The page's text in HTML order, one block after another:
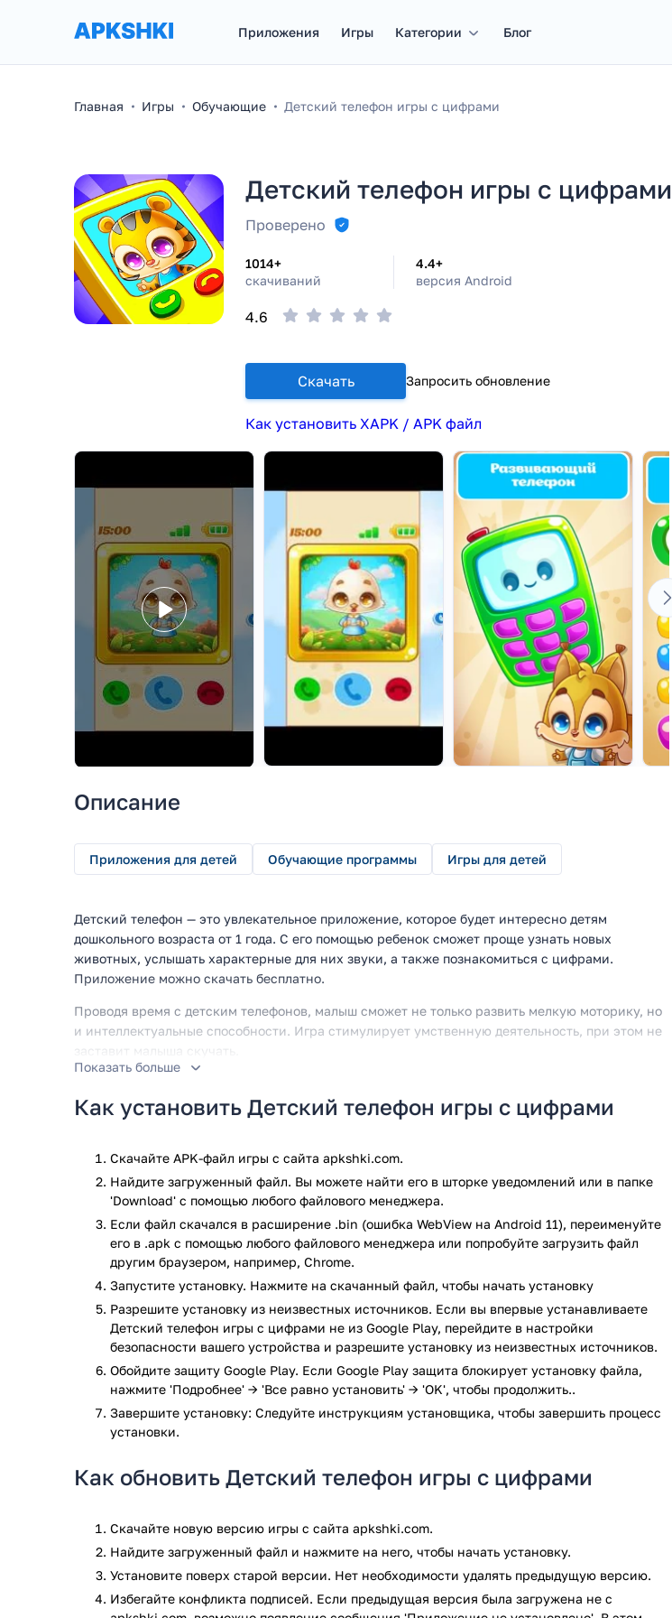
Приложения Игры Категории Блог
Главная Игры Обучающие Детский телефон игры с цифрами
Детский телефон игры с цифрами
Проверено
1014+
скачиваний
4.4+
версия Android
4.6
Скачать Запросить обновление
Как установить XAPK / APK файл
Описание
Приложения для детей Обучающие программы Игры для детей
Детский телефон — это увлекательное приложение, которое будет интересно детям
дошкольного возраста от 1 года. С его помощью ребенок сможет проще узнать новых
животных, услышать характерные для них звуки, а также познакомиться с цифрами.
Приложение можно скачать бесплатно.
Проводя время с детским телефонов, малыш сможет не только развить мелкую моторику, но
и интеллектуальные способности. Игра стимулирует умственную деятельность, при этом не
заставит малыша скучать.
Изучение животных. Попугай, маленькая мышка, лошадка, поросенок и другие
животные помогут малышу провести время не только с интересом, но и с пользой.
С первых гудков в телефоне ребенок сможет услышать звуки животных и постепенно
их запомнить.
Разработчиками приложения предусмотрены входящие звонки. Малыш будет в
восторге, когда будет получать сообщения или звонки от зверят.
С помощью приложения ребенок сможет даже в раннем возрасте и без особых усилий
запомнить цифры в правильной последовательности от 1 до 9.
Внутри приложения предусмотрены небольшие игры, которые способствуют развитию
мелкой моторики, памяти и мышления. Дети от 2 лет смогут попробовать свои силы в
специальных викторинах, где по характерным звукам потребуется правильно
определить животное. За правильные ответы предусмотрены награды, которые точно
не оставят ребенка в равнодушии. Это позволит дополнительно мотивировать малыша
и подтолкнет к новым знаниям.
определенно пригодится ему в жизни через некоторое время.
Дополнительные особенности приложения
В числе дополнительных особенностей стоит выделить:
Показать больше
Как установить Детский телефон игры с цифрами
Скачайте APK-файл игры с сайта apkshki.com.
Найдите загруженный файл. Вы можете найти его в шторке уведомлений или в папке
'Download' с помощью любого файлового менеджера.
Если файл скачался в расширение .bin (ошибка WebView на Android 11), переименуйте
его в .apk с помощью любого файлового менеджера или попробуйте загрузить файл
другим браузером, например, Chrome.
Запустите установку. Нажмите на скачанный файл, чтобы начать установку
Разрешите установку из неизвестных источников. Если вы впервые устанавливаете
Детский телефон игры с цифрами не из Google Play, перейдите в настройки
безопасности вашего устройства и разрешите установку из неизвестных источников.
Обойдите защиту Google Play. Если Google Play защита блокирует установку файла,
нажмите 'Подробнее' → 'Все равно установить' → 'OK', чтобы продолжить..
Завершите установку: Следуйте инструкциям установщика, чтобы завершить процесс
установки.
Как обновить Детский телефон игры с цифрами
Скачайте новую версию игры с сайта apkshki.com.
Найдите загруженный файл и нажмите на него, чтобы начать установку.
Установите поверх старой версии. Нет необходимости удалять предыдущую версию.
Избегайте конфликта подписей. Если предыдущая версия была загружена не с